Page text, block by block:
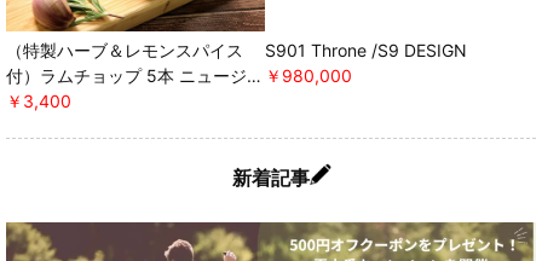
（特製ハーブ＆レモンスパイス
付）ラムチョップ 5本 ニュージー
ランド産 WAKANUIスプリングラ
￥3,400
S901 Throne /S9 DESIGN
￥980,000
新着記事